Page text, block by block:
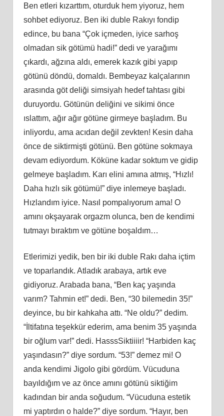
Ben etleri kızarttım, oturduk hem yiyoruz, hem
sohbet ediyoruz. Ben iki duble Rakıyı fondip
edince, bu bana “Çok içmeden, iyice sarhoş
olmadan sik götümü hadi!” dedi ve yarağımı
çıkardı, ağzına aldı, emerek kazık gibi yapıp
götünü döndü, domaldı. Bembeyaz kalçalarının
arasında göt deliği simsiyah hedef tahtası gibi
duruyordu. Götünün deliğini ve sikimi önce
ıslattım, ağır ağır götüne girmeye başladım. Bu
inliyordu, ama acıdan değil zevkten! Kesin daha
önce de siktirmişti götünü. Ben götüne sokmaya
devam ediyordum. Köküne kadar soktum ve gidip
gelmeye başladım. Karı elini amına atmış, “Hızlı!
Daha hızlı sik götümü!” diye inlemeye başladı.
Hızlandım iyice. Nasıl pompalıyorum ama! O
amını okşayarak orgazm olunca, ben de kendimi
tutmayı bıraktım ve götüne boşaldım…
Etlerimizi yedik, ben bir iki duble Rakı daha içtim
ve toparlandık. Atladık arabaya, artık eve
gidiyoruz. Arabada bana, “Ben kaç yaşında
varım? Tahmin et!” dedi. Ben, “30 bilemedin 35!”
deyince, bu bir kahkaha attı. “Ne oldu?” dedim.
“İltifatına teşekkür ederim, ama benim 35 yaşında
bir oğlum var!” dedi. HasssSiktiiiir! “Harbiden kaç
yaşındasın?” diye sordum. “53!” demez mi! O
anda kendimi Jigolo gibi gördüm. Vücuduna
bayıldığım ve az önce amını götünü siktiğim
kadından bir anda soğudum. “Vücuduna estetik
mi yaptırdın o halde?” diye sordum. “Hayır, ben